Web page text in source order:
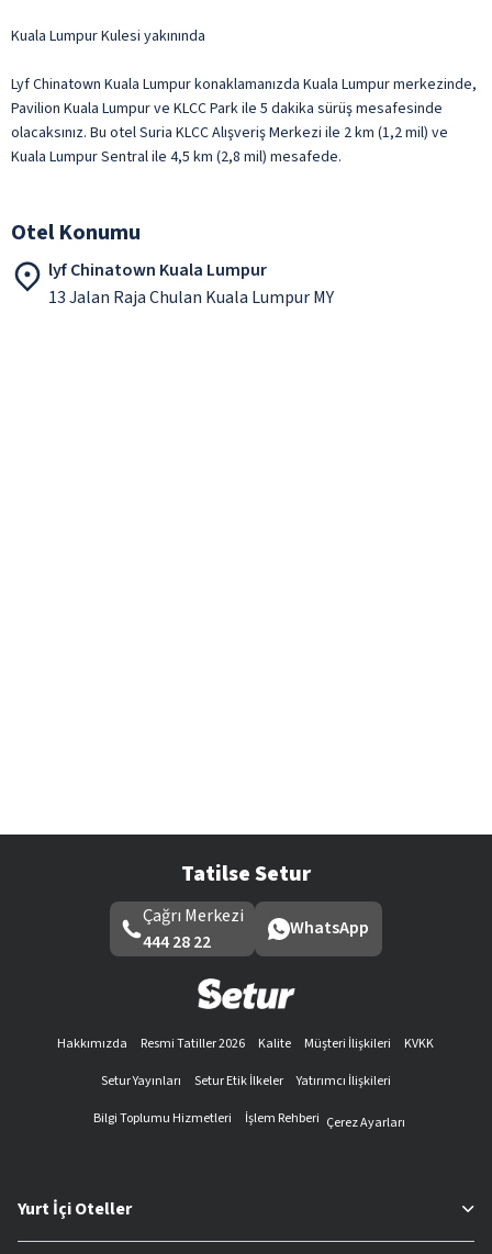
Kuala Lumpur Kulesi yakınında
Lyf Chinatown Kuala Lumpur konaklamanızda Kuala Lumpur merkezinde,
Pavilion Kuala Lumpur ve KLCC Park ile 5 dakika sürüş mesafesinde
olacaksınız. Bu otel Suria KLCC Alışveriş Merkezi ile 2 km (1,2 mil) ve
Kuala Lumpur Sentral ile 4,5 km (2,8 mil) mesafede.
Otel Konumu
lyf Chinatown Kuala Lumpur
13 Jalan Raja Chulan Kuala Lumpur MY
Tatilse Setur
Çağrı Merkezi
444 28 22
WhatsApp
Hakkımızda Resmi Tatiller 2026 Kalite Müşteri İlişkileri
KVKK
Setur Yayınları
Setur Etik İlkeler
Yatırımcı İlişkileri
Bilgi Toplumu Hizmetleri
İşlem Rehberi Çerez Ayarları
Yurt İçi Oteller